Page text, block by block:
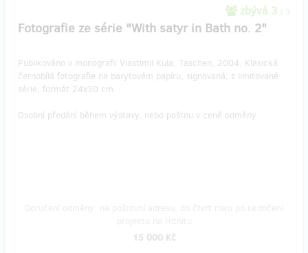
zbývá 3 z 3
Fotografie ze série "With satyr in Bath no. 2"
Publikováno v monografii Vlastimil Kula, Taschen, 2004. Klasická
černobílá fotografie na barytovém papíru, signovaná, z limitované
série, formát 24x30 cm.
Osobní předání během výstavy, nebo poštou v ceně odměny.
15 000 Kč